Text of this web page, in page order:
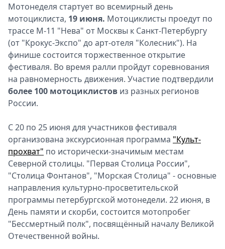
Мотонеделя стартует во всемирный день
мотоциклиста, 19 июня. Мотоциклисты проедут по
трассе М-11 "Нева" от Москвы к Санкт-Петербургу
(от "Крокус-Экспо" до арт-отеля "Колесник"). На
финише состоится торжественное открытие
фестиваля. Во время ралли пройдут соревнования
на равномерность движения. Участие подтвердили
более 100 мотоциклистов из разных регионов
России.
С 20 по 25 июня для участников фестиваля
организована экскурсионная программа "Культ-
прохват" по исторически-значимым местам
Северной столицы. "Первая Столица России",
"Столица Фонтанов", "Морская Столица" - основные
направления культурно-просветительской
программы петербургской мотонедели. 22 июня, в
День памяти и скорби, состоится мотопробег
"Бессмертный полк", посвящённый началу Великой
Отечественной войны.